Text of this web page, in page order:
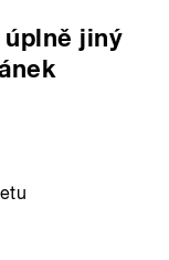
úplně jiný